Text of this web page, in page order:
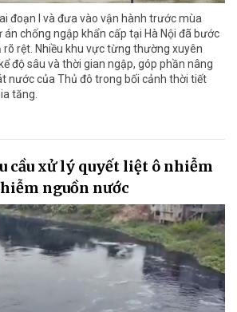
đoạn I và đưa vào vận hành trước mùa
chống ngập khẩn cấp tại Hà Nội đã bước
rõ rệt. Nhiều khu vực từng thường xuyên
độ sâu và thời gian ngập, góp phần nâng
nước của Thủ đô trong bối cảnh thời tiết
tăng.
cầu xử lý quyết liệt ô nhiễm
nguồn nước